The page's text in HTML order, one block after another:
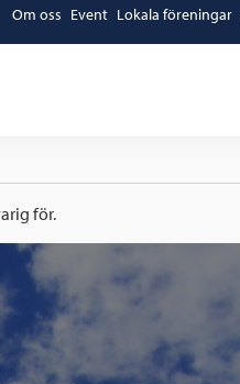
Om oss Event Lokala föreningar
för.